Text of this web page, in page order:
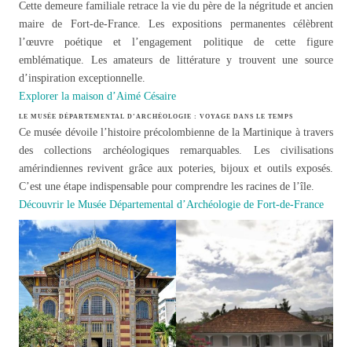
Cette demeure familiale retrace la vie du père de la négritude et ancien
maire de Fort-de-France. Les expositions permanentes célèbrent
l’œuvre poétique et l’engagement politique de cette figure
emblématique. Les amateurs de littérature y trouvent une source
d’inspiration exceptionnelle.
Explorer la maison d’Aimé Césaire
LE MUSÉE DÉPARTEMENTAL D’ARCHÉOLOGIE : VOYAGE DANS LE TEMPS
Ce musée dévoile l’histoire précolombienne de la Martinique à travers
des collections archéologiques remarquables. Les civilisations
amérindiennes revivent grâce aux poteries, bijoux et outils exposés.
C’est une étape indispensable pour comprendre les racines de l’île.
Découvrir le Musée Départemental d’Archéologie de Fort-de-France